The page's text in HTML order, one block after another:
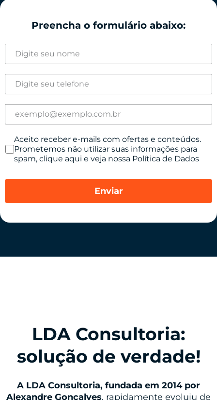
Preencha o formulário abaixo:
Aceito receber e-mails com ofertas e conteúdos.
Prometemos não utilizar suas informações para
spam, clique aqui e veja nossa Política de Dados
LDA Consultoria:
solução de verdade!
A LDA Consultoria, fundada em 2014 por
Alexandre Gonçalves, rapidamente evoluiu de